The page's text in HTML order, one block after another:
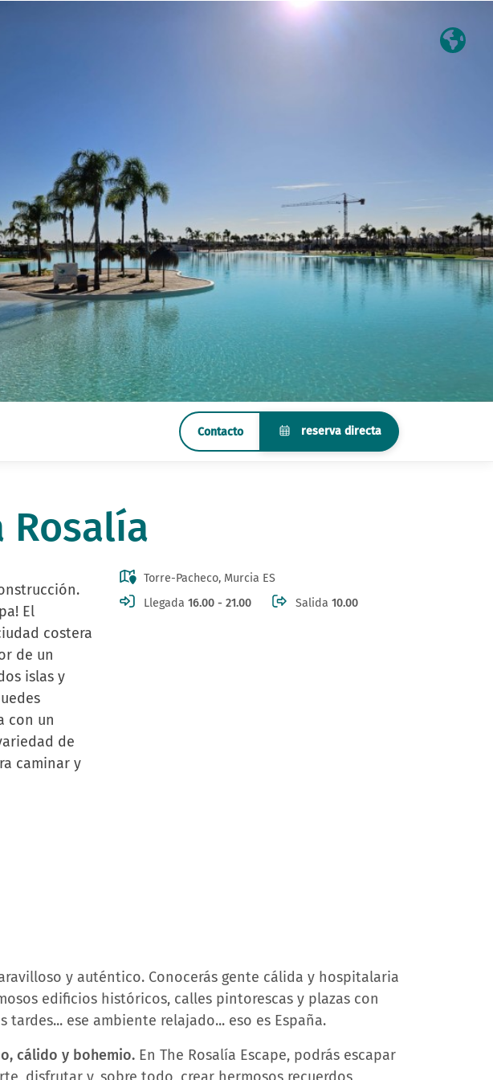
Contacto reserva directa
Rosalía
El
costera
de un
islas y
con un
de
caminar y
Torre-Pacheco, Murcia ES
Llegada 16.00 - 21.00 Salida 10.00
y auténtico. Conocerás gente cálida y hospitalaria
edificios históricos, calles pintorescas y plazas con
ese ambiente relajado... eso es España.
cálido y bohemio. En The Rosalía Escape, podrás escapar